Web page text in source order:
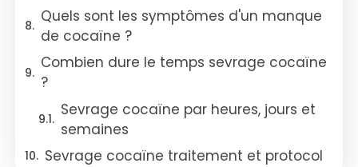
Quels sont les symptômes d'un manque
de cocaïne ?
Combien dure le temps sevrage cocaïne
?
Sevrage cocaïne par heures, jours et
semaines
Sevrage cocaïne traitement et protocol